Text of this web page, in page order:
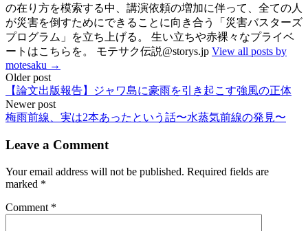
の在り方を模索する中、講演依頼の増加に伴って、全ての人
が災害を倒すためにできることに向き合う「災害バスターズ
プログラム」を立ち上げる。 生い立ちや赤裸々なプライベ
ートはこちらを。 モテサク伝説@storys.jp View all posts by
motesaku →
Post
navigation
Older post
【論文出版報告】ジャワ島に豪雨を引き起こす強風の正体
Newer post
梅雨前線、実は2本あったという話〜水蒸気前線の発見〜
Leave a Comment
Your email address will not be published. Required fields are
marked *
Comment *